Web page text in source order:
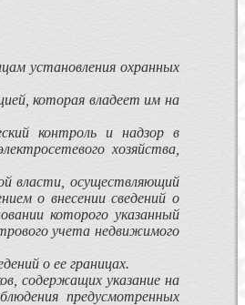
установления охранных
которая владеет им на
контроль и надзор в
хозяйства,
власти, осуществляющий
о внесении сведений о
которого указанный
учета недвижимого
о ее границах.
содержащих указание на
предусмотренных